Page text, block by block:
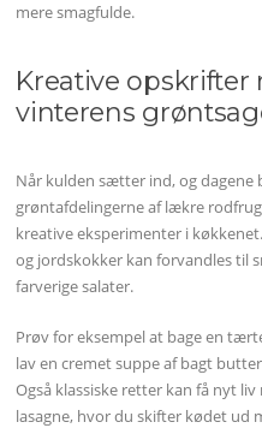
mere smagfulde.
Kreative opskrifter
vinterens
Når kulden sætter ind, og dagene
grøntafdelingerne af lækre
kreative eksperimenter i
og jordskokker kan forvandles til
farverige salater.
Prøv for eksempel at bage en
lav en cremet suppe af bagt
Også klassiske retter kan få nyt
lasagne, hvor du skifter kødet ud